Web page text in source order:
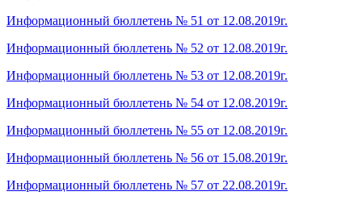
Информационный бюллетень № 51 от 12.08.2019г.
Информационный бюллетень № 52 от 12.08.2019г.
Информационный бюллетень № 53 от 12.08.2019г.
Информационный бюллетень № 54 от 12.08.2019г.
Информационный бюллетень № 55 от 12.08.2019г.
Информационный бюллетень № 56 от 15.08.2019г.
Информационный бюллетень № 57 от 22.08.2019г.